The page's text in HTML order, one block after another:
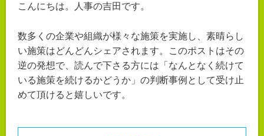
こんにちは。人事の吉田です。
数多くの企業や組織が様々な施策を実施し、素晴らし
い施策はどんどんシェアされます。このポストはその
逆の発想で、読んで下さる方には「なんとなく続けて
いる施策を続けるかどうか」の判断事例として受け止
めて頂けると嬉しいです。